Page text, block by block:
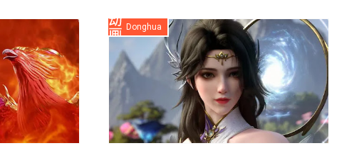
Donghua